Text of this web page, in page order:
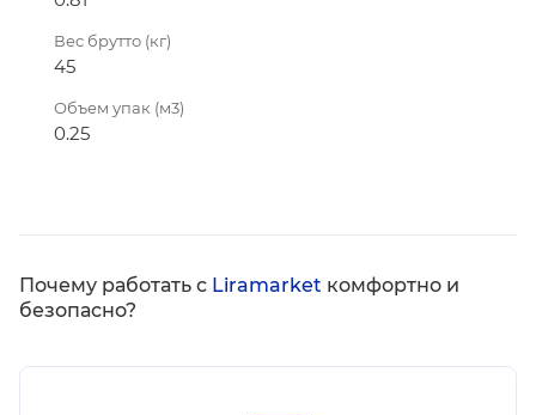
Вес брутто (кг)
45
Объем упак (м3)
0.25
Почему работать с Liramarket комфортно и
безопасно?